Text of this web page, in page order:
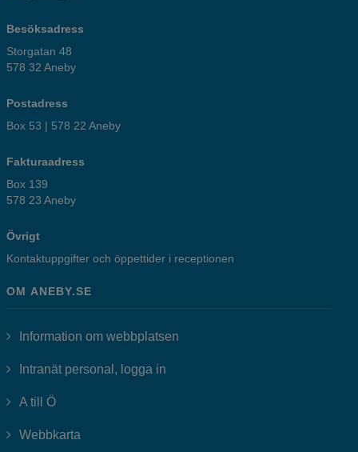
Besöksadress
Storgatan 48
578 32 Aneby
Postadress
Box 53 | 578 22 Aneby
Fakturaadress
Box 139
578 23 Aneby
Övrigt
Kontaktuppgifter och öppettider i receptionen
OM ANEBY.SE
Information om webbplatsen
Intranät personal, logga in
A till Ö
Webbkarta